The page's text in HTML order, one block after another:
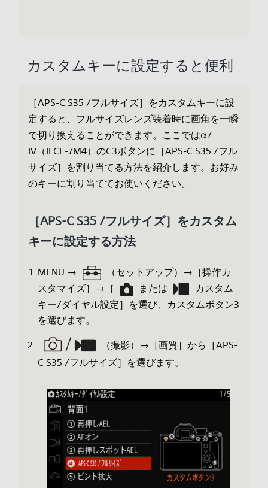
カスタムキーに設定すると便利
［APS-C S35 /フルサイズ］をカスタムキーに設
定すると、フルサイズレンズ装着時に画角を一瞬
で切り換えることができます。ここではα7
IV（ILCE-7M4）のC3ボタンに［APS-C S35 /フル
サイズ］を割り当てる方法を紹介します。お好み
のキーに割り当ててお使いください。
［APS-C S35 /フルサイズ］をカスタム
キーに設定する方法
MENU →
（セットアップ）→［操作カ
スタマイズ］→［
または
カスタム
キー/ダイヤル設定］を選び、カスタムボタン3
を選びます。
（撮影）→［画質］から［APS-
C S35 /フルサイズ］を選びます。